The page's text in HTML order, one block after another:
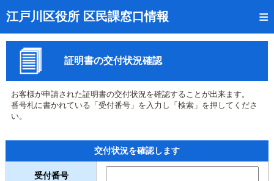
江戸川区役所 区民課窓口情報
トップページ
受付番号の呼出状況確認
証明書の交付状況確認
来庁日時の事前予約
事前予約の確認・取消
証明書の交付状況確認
お客様が申請された証明書の交付状況を確認することが出来ます。
番号札に書かれている「受付番号」を入力し「検索」を押してくださ
い。
交付状況を確認します
受付番号